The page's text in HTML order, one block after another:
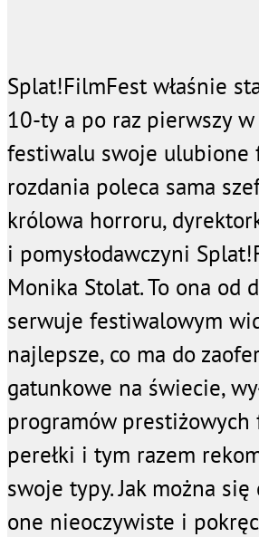
Splat!FilmFest właśnie
10-ty a po raz pierwszy
festiwalu swoje ulubione
rozdania poleca sama
królowa horroru,
i pomysłodawczyni
Monika Stolat. To ona od
serwuje festiwalowym
najlepsze, co ma do
gatunkowe na świecie,
programów
perełki i tym razem
swoje typy. Jak można się
one nieoczywiste i